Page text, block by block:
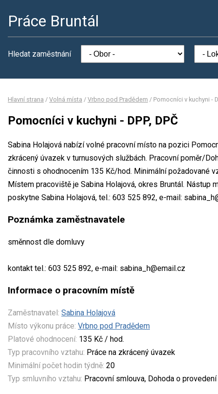
Práce Bruntál
Hledat zaměstnání
Hlavní strana / Volná místa / Vrbno pod Pradědem / Pomocníci v kuchyni -
Pomocníci v kuchyni - DPP, DPČ
Sabina Holajová nabízí volné pracovní místo na pozici
zkrácený úvazek v turnusových službách. Pracovní poměr/
činnosti s ohodnocením 135 Kč/hod. Minimální požadované
Místem pracoviště je Sabina Holajová, okres Bruntál. Nástup
poskytne Sabina Holajová, tel.: 603 525 892, e-mail:
Poznámka zaměstnavatele
směnnost dle domluvy
kontakt tel.: 603 525 892, e-mail: sabina_h@email.cz
Informace o pracovním místě
Zaměstnavatel: Sabina Holajová
Místo výkonu práce: Vrbno pod Pradědem
Platové ohodnocení: 135 Kč / hod.
Typ pracovního vztahu: Práce na zkrácený úvazek
Minimální počet hodin týdně: 20
Typ smluvního vztahu: Pracovní smlouva, Dohoda o